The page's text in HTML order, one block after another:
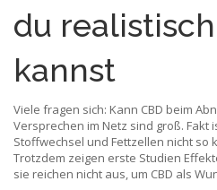
du
kannst
Viele fragen sich: Kann CBD beim
Versprechen im Netz sind groß. Fakt
Stoffwechsel und Fettzellen nicht so
Trotzdem zeigen erste Studien
sie reichen nicht aus, um CBD als